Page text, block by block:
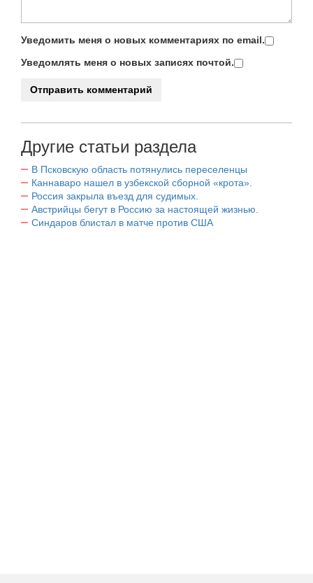
Уведомить меня о новых комментариях по email.
Уведомлять меня о новых записях почтой.
Другие статьи раздела
В Псковскую область потянулись переселенцы
Каннаваро нашел в узбекской сборной «крота».
Россия закрыла въезд для судимых.
Австрийцы бегут в Россию за настоящей жизнью.
Синдаров блистал в матче против США